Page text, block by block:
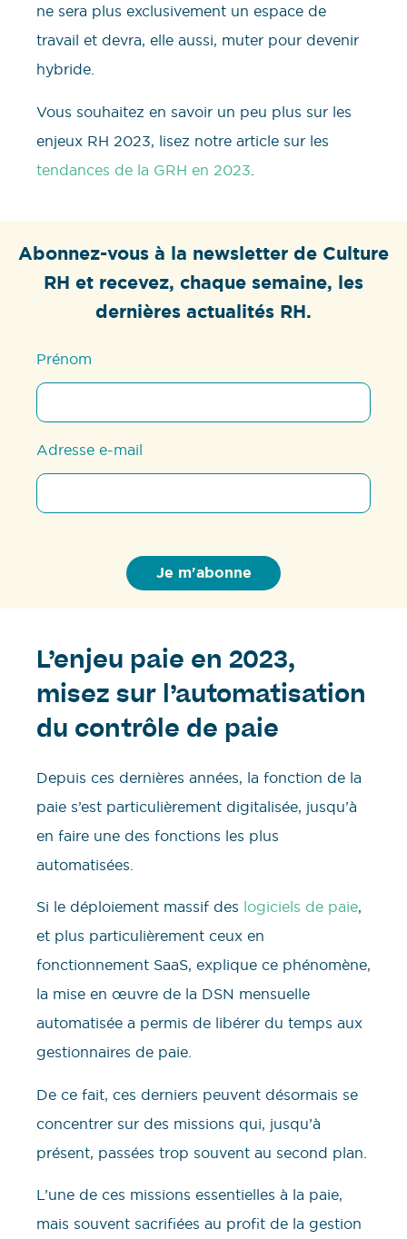
ne sera plus exclusivement un espace de
travail et devra, elle aussi, muter pour devenir
hybride.
Vous souhaitez en savoir un peu plus sur les
enjeux RH 2023, lisez notre article sur les
tendances de la GRH en 2023
Abonnez-vous à la newsletter de Culture
RH et recevez, chaque semaine, les
dernières actualités RH.
Prénom
Adresse e-mail
L’enjeu paie en 2023,
misez sur l’automatisation
du contrôle de paie
Depuis ces dernières années, la fonction de la
paie s’est particulièrement digitalisée, jusqu’à
en faire une des fonctions les plus
automatisées.
Si le déploiement massif des logiciels de paie,
et plus particulièrement ceux en
fonctionnement SaaS, explique ce phénomène,
la mise en œuvre de la DSN mensuelle
automatisée a permis de libérer du temps aux
gestionnaires de paie.
De ce fait, ces derniers peuvent désormais se
concentrer sur des missions qui, jusqu’à
présent, passées trop souvent au second plan.
L’une de ces missions essentielles à la paie,
mais souvent sacrifiées au profit de la gestion